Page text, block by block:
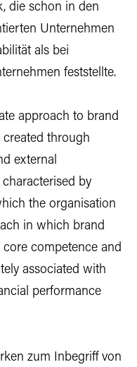
die schon in den
Unternehmen
als bei
feststellte.
approach to brand
through
external
by
the organisation
in which brand
competence and
associated with
performance
zum Inbegriff von